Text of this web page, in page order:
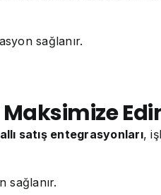
sağlanır.
satış entegrasyonları,
sağlanır.